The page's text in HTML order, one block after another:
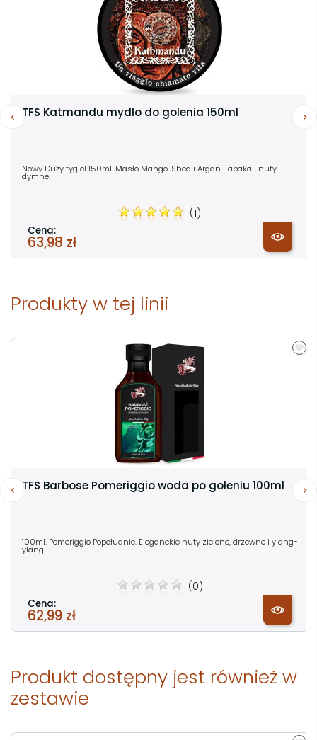
TFS Katmandu mydło do golenia 150ml
Nowy Duży tygiel 150ml. Masło Mango, Shea i Argan. Tabaka i nuty
dymne.
(1)
Cena:
63,98 zł
Produkty w tej linii
TFS Barbose Pomeriggio woda po goleniu 100ml
100ml. Pomeriggio Popołudnie. Eleganckie nuty zielone, drzewne i ylang-
ylang.
(0)
Cena:
62,99 zł
Produkt dostępny jest również w
zestawie